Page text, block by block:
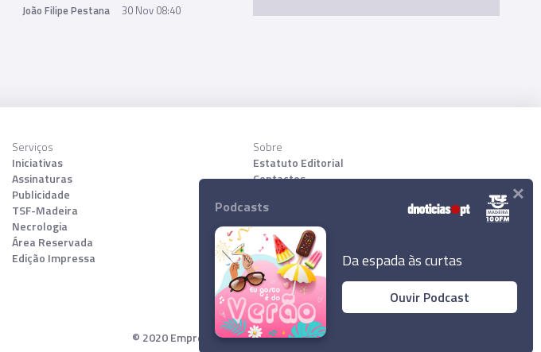
João Filipe Pestana 30 Nov 08:40
Serviços
Iniciativas
Assinaturas
Publicidade
TSF-Madeira
Necrologia
Área Reservada
Edição Impressa
Sobre
Estatuto Editorial
Contactos
Download App
© 2020 Empresa Diário de Notícias, Lda. Todos os direitos reservados.
Podcasts
Da espada às curtas
Ouvir Podcast
×